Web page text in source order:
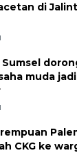
di
Sumsel
muda jadi
CKG ke